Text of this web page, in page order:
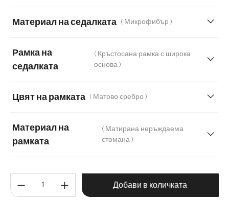
Материал на седалката ( Микрофибър )
Естествена кожа Мека плюшена материя
Микрофибър/Букле Плюш
Рамка на
седалката
( Кръстосана рамка с широка
основа )
Цвят на рамката ( Матово сребро )
Материал на
рамката
( Матирана неръждаема
стомана )
Графитена неръждаема стомана Дъб
Количество на продукта:
Добави в количката